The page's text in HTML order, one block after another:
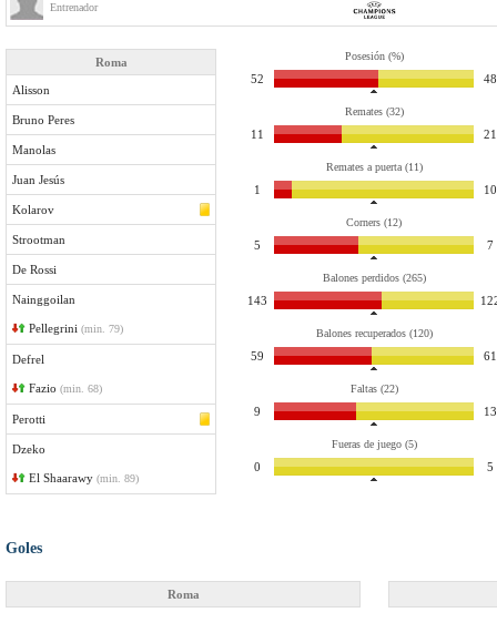
Entrenador
Roma
Alisson
Bruno Peres
Manolas
Juan Jesús
Kolarov
Strootman
De Rossi
Nainggoilan
Pellegrini (min. 79)
Defrel
Fazio (min. 68)
Perotti
Dzeko
El Shaarawy (min. 89)
Posesión (%)
52 48
Remates (32)
11 21
Remates a puerta (11)
1 10
Corners (12)
5 7
Balones perdidos (265)
143
Balones recuperados (120)
59 61
Faltas (22)
9 13
Fueras de juego (5)
0 5
Goles
Roma